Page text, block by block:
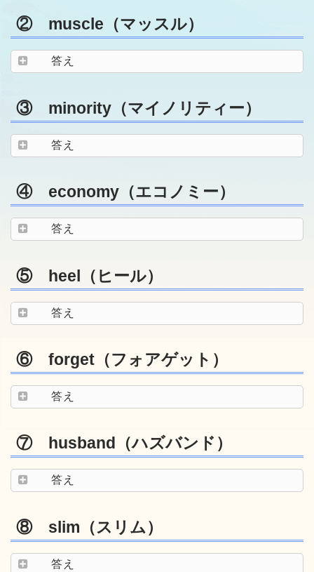
② muscle（マッスル）
答え
③ minority（マイノリティー）
答え
④ economy（エコノミー）
答え
⑤ heel（ヒール）
答え
⑥ forget（フォアゲット）
答え
⑦ husband（ハズバンド）
答え
⑧ slim（スリム）
答え